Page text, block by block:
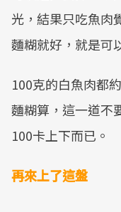
光，結果只吃魚肉
麵糊就好，就是可
100克的白魚肉都
麵糊算，這一道不
100卡上下而已。
再來上了這盤